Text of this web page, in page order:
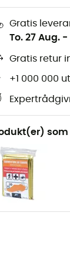
Gratis
To. 27 Aug. -
Gratis retur
+1 000 000
som